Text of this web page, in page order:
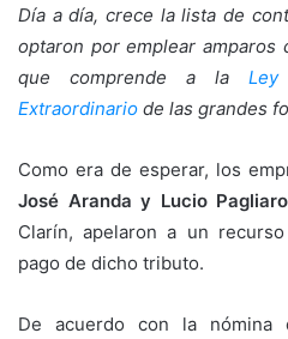
Día a día, crece la lista de
optaron por emplear
que comprende a la
Extraordinario de las grandes
Como era de esperar, los
José Aranda y Lucio Pagliaro
Clarín, apelaron a un
pago de dicho tributo.
De acuerdo con la